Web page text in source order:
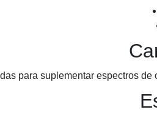
para suplementar espectros